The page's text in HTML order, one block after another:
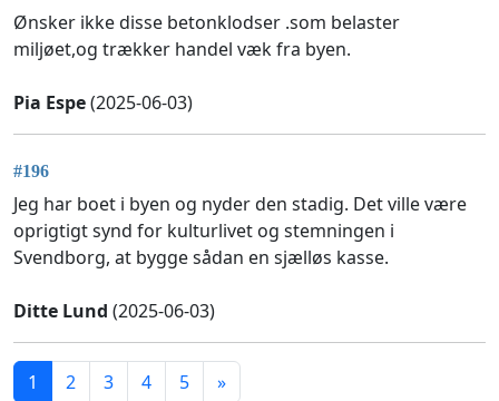
Ønsker ikke disse betonklodser .som belaster
miljøet,og trækker handel væk fra byen.
Pia Espe(2025-06-03)
#196
Jeg har boet i byen og nyder den stadig. Det ville være
oprigtigt synd for kulturlivet og stemningen i
Svendborg, at bygge sådan en sjælløs kasse.
Ditte Lund (2025-06-03)
1 2 3 4 5 »